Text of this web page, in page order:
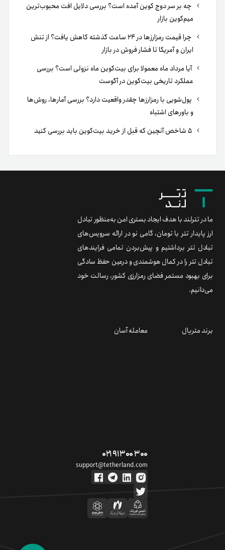
چه بر سر دوج کوین آمده است؟ بررسی دلایل افت محبوب‌ترین
میم‌کوین بازار
چرا قیمت رمزارزها در ۲۴ ساعت گذشته کاهش یافت؟ از تنش
ایران و آمریکا تا فشار فروش در بازار
آیا مرداد ماه معمولا برای بیت‌کوین ماه نزولی است؟ بررسی
عملکرد تاریخی بیت‌کوین در آگوست
پول‌شویی با رمزارزها چقدر واقعیت دارد؟ بررسی آمارها، روش‌ها
و باورهای اشتباه
ما در تترلند با هدف ایجاد بستری امن به‌منظور تبادل
ارز پایدار تتر با تومان، گامی نو در ارائه سرویس‌های
تبادل تتر برداشتیم و پیش‌بردن تمامی فرایندهای
تبادل تتر را در کمال هوشمندی و درعین حفظ سادگی
برای بهبود مستمر فضای رمزارزی کشور، رسالت خود
می‌دانیم.
برند متریال معامله آسان
۰۲۱ ۹۱ ۳۰۰ ۳۰۰
support@tetherland.com